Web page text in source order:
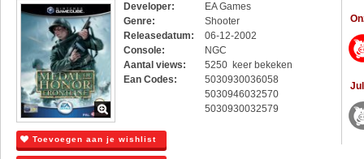
Developer:
EA Games
Genre:
Shooter
Releasedatum:
06-12-2002
Console:
NGC
Aantal views:
5250 keer bekeken
Ean Codes:
5030930036058
5030946032570
5030930032579
Toevoegen aan je wishlist